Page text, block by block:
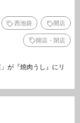
西池袋 開店
開店・閉店
が『焼肉うし』にリ